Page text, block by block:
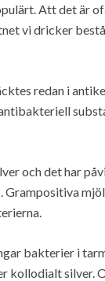
Att det är
vi dricker
redan i
och det har
bakterier i
silver.